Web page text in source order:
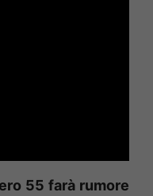
55 farà rumore